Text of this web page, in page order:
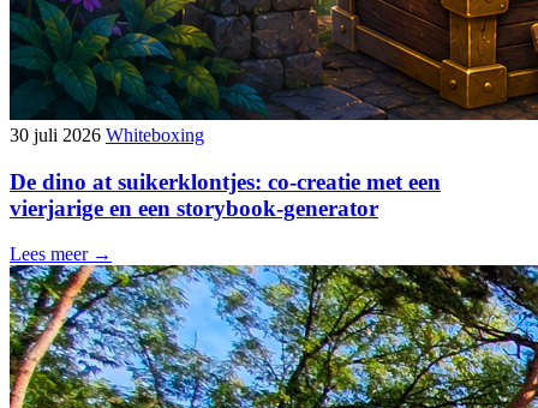
30 juli 2026 Whiteboxing
De dino at suikerklontjes: co-creatie met een
vierjarige en een storybook-generator
Lees meer →